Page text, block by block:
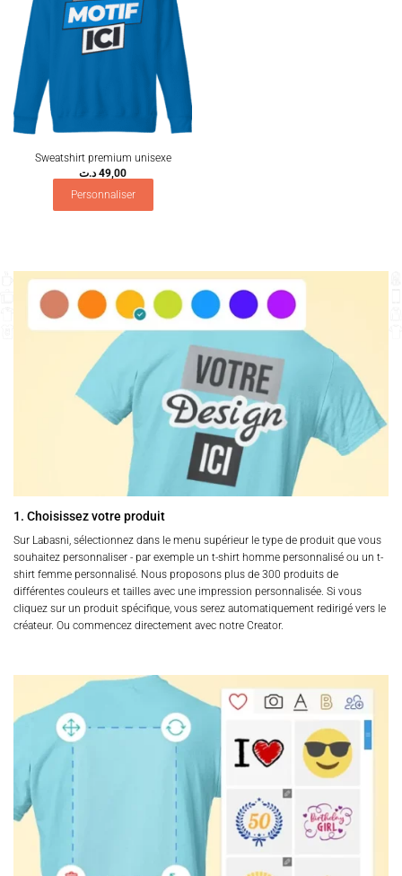
Sweatshirt premium unisexe
49,00 د.ت
Personnaliser
1. Choisissez votre produit
Sur Labasni, sélectionnez dans le menu supérieur le type de produit que vous
souhaitez personnaliser - par exemple un t-shirt homme personnalisé ou un t-
shirt femme personnalisé. Nous proposons plus de 300 produits de
différentes couleurs et tailles avec une impression personnalisée. Si vous
cliquez sur un produit spécifique, vous serez automatiquement redirigé vers le
créateur. Ou commencez directement avec notre Creator.